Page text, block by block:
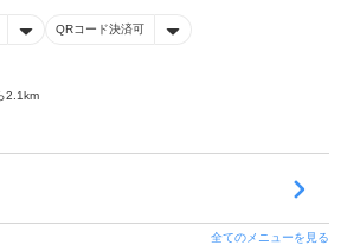
QRコード決済可
2.1km
全てのメニューを見る